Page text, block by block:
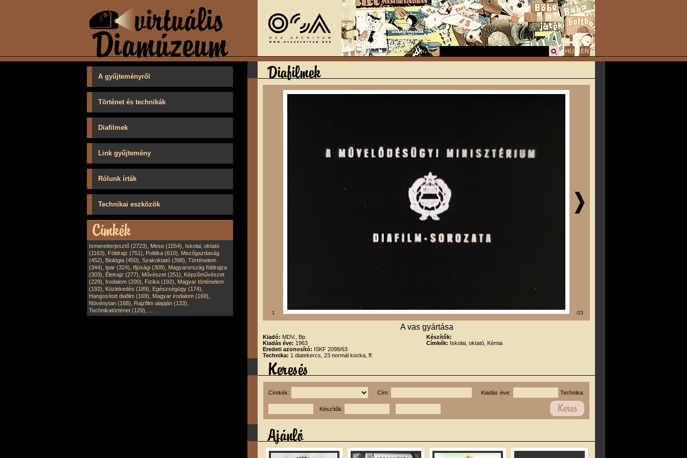
A gyűjteményről
Történet és technikák
Diafilmek
Link gyűjtemény
Rólunk írták
Technikai eszközök
Ismeretterjesztő (2723), Mese (1554), Iskolai, oktató
(1163), Földrajz (751), Politika (610), Mezőgazdaság
(452), Biológia (450), Szakoktató (398), Történelem
(344), Ipar (324), Ifjúsági (308), Magyarország földrajza
(303), Életrajz (277), Művészet (251), Képzőművészet
(229), Irodalom (200), Fizika (192), Magyar történelem
(192), Közlekedés (189), Egészségügy (174),
Hangosított diafilm (169), Magyar irodalom (169),
Növénytan (168), Rajzfilm alapján (133),
Technikatörténet (129), 1 /23
A vas gyártása
Kiadó: MDV., Bp.
Kiadás éve: 1963
Eredeti azonosító: ISKF 2098/63
Technika: 1 diatekercs, 23 normál kocka, ff.
Készítők:
Címkék: Iskolai, oktató, Kémia
Címkék: Cím: Kiadás éve: Technika:
Készítők: